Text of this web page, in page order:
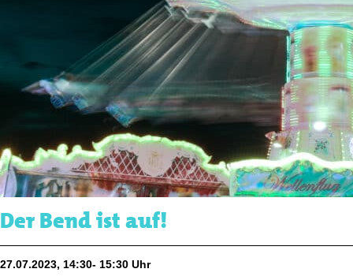
Der Bend ist auf!
27.07.2023, 14:30- 15:30 Uhr